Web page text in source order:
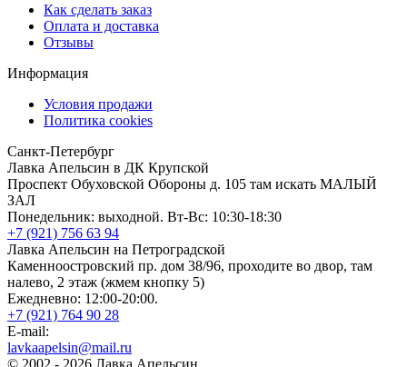
Как сделать заказ
Оплата и доставка
Отзывы
Информация
Условия продажи
Политика cookies
Санкт-Петербург
Лавка Апельсин в ДК Крупской
Проспект Обуховской Обороны д. 105 там искать МАЛЫЙ
ЗАЛ
Понедельник: выходной. Вт-Вс: 10:30-18:30
+7 (921) 756 63 94
Лавка Апельсин на Петроградской
Каменноостровский пр. дом 38/96, проходите во двор, там
налево, 2 этаж (жмем кнопку 5)
Ежедневно: 12:00-20:00.
+7 (921) 764 90 28
E-mail:
lavkaapelsin@mail.ru
© 2002 - 2026 Лавка Апельсин